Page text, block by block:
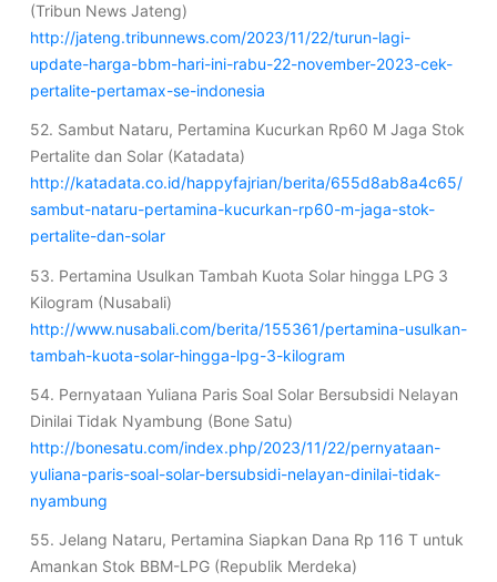
(Tribun News Jateng)
http://jateng.tribunnews.com/2023/11/22/turun-lagi-
update-harga-bbm-hari-ini-rabu-22-november-2023-cek-
pertalite-pertamax-se-indonesia
52. Sambut Nataru, Pertamina Kucurkan Rp60 M Jaga Stok
Pertalite dan Solar (Katadata)
http://katadata.co.id/happyfajrian/berita/655d8ab8a4c65/
sambut-nataru-pertamina-kucurkan-rp60-m-jaga-stok-
pertalite-dan-solar
53. Pertamina Usulkan Tambah Kuota Solar hingga LPG 3
Kilogram (Nusabali)
http://www.nusabali.com/berita/155361/pertamina-usulkan-
tambah-kuota-solar-hingga-lpg-3-kilogram
54. Pernyataan Yuliana Paris Soal Solar Bersubsidi Nelayan
Dinilai Tidak Nyambung (Bone Satu)
http://bonesatu.com/index.php/2023/11/22/pernyataan-
yuliana-paris-soal-solar-bersubsidi-nelayan-dinilai-tidak-
nyambung
55. Jelang Nataru, Pertamina Siapkan Dana Rp 116 T untuk
Amankan Stok BBM-LPG (Republik Merdeka)